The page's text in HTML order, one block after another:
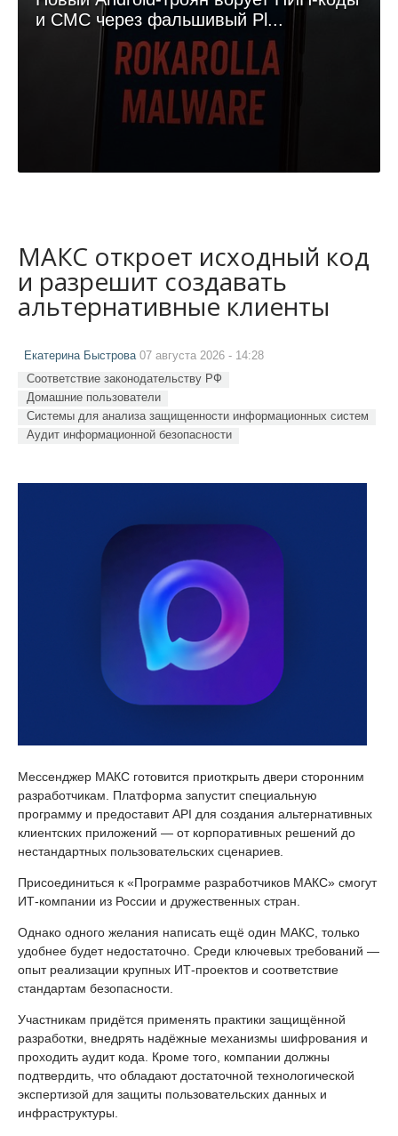
и СМС через фальшивый Pl...
МАКС откроет исходный код
и разрешит создавать
альтернативные клиенты
Екатерина Быстрова07 августа 2026 - 14:28
Соответствие законодательству РФ
Домашние пользователи
Системы для анализа защищенности информационных систем
Аудит информационной безопасности
Мессенджер МАКС готовится приоткрыть двери сторонним
разработчикам. Платформа запустит специальную
программу и предоставит API для создания альтернативных
клиентских приложений — от корпоративных решений до
нестандартных пользовательских сценариев.
Присоединиться к «Программе разработчиков МАКС» смогут
ИТ-компании из России и дружественных стран.
Однако одного желания написать ещё один МАКС, только
удобнее будет недостаточно. Среди ключевых требований —
опыт реализации крупных ИТ-проектов и соответствие
стандартам безопасности.
Участникам придётся применять практики защищённой
разработки, внедрять надёжные механизмы шифрования и
проходить аудит кода. Кроме того, компании должны
подтвердить, что обладают достаточной технологической
экспертизой для защиты пользовательских данных и
инфраструктуры.